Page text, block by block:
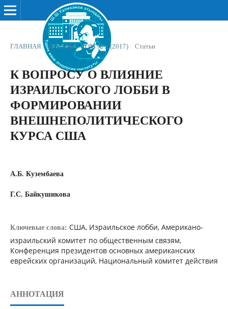
ГЛАВНАЯ / АРХИВЫ / ТОМ № 2 (2017) / Статьи
К ВОПРОСУ О ВЛИЯНИЕ
ИЗРАИЛЬСКОГО ЛОББИ В
ФОРМИРОВАНИИ
ВНЕШНЕПОЛИТИЧЕСКОГО
КУРСА США
А.Б. Кузембаева
Г.С. Байкушикова
Ключевые слова: США, Израильское лобби, Американо-
израильский комитет по общественным связям,
Конференция президентов основных американских
еврейских организаций, Национальный комитет действия
АННОТАЦИЯ